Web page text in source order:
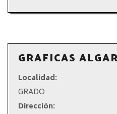
GRAFICAS ALGAR
Localidad:
GRADO
Dirección: